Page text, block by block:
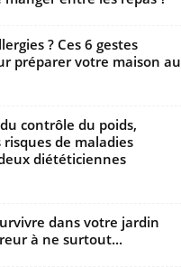
? Ces 6 gestes
préparer votre maison au
contrôle du poids,
de maladies
diététiciennes
dans votre jardin
à ne surtout...